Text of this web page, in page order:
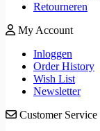
Retourneren
My Account
Inloggen
Order History
Wish List
Newsletter
Customer Service